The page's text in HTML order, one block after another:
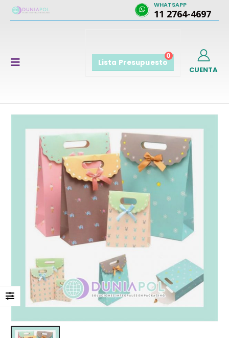
WHATSAPP
11 2764-4697
0
Lista Presupuesto
CUENTA